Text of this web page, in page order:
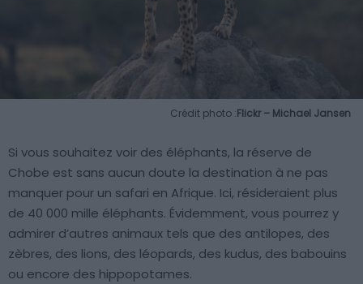
Crédit photo :Flickr – Michael Jansen
Si vous souhaitez voir des éléphants, la réserve de
Chobe est sans aucun doute la destination à ne pas
manquer pour un safari en Afrique. Ici, résideraient plus
de 40 000 mille éléphants. Évidemment, vous pourrez y
admirer d’autres animaux tels que des antilopes, des
zèbres, des lions, des léopards, des kudus, des babouins
ou encore des hippopotames.